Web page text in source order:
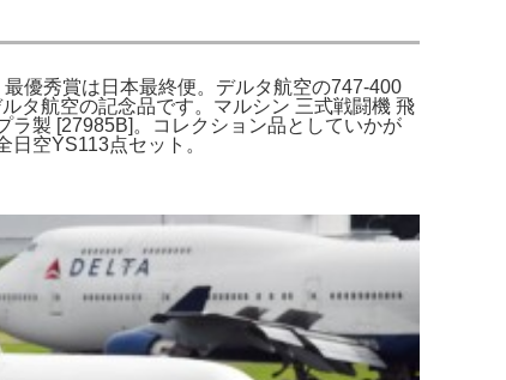
優秀賞は日本最終便。デルタ航空の747-400
タ航空の記念品です。マルシン 三式戦闘機 飛
製 [27985B]。コレクション品としていかが
空YS113点セット。